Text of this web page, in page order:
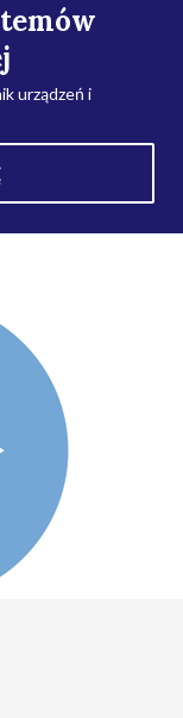
urządzeń i